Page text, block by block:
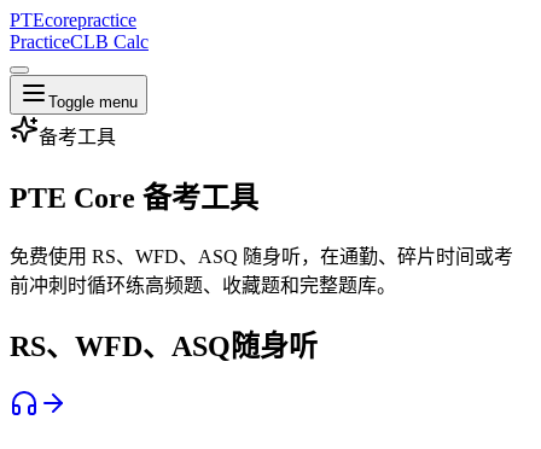
PTEcorepractice
PracticeCLB Calc
Toggle menu
备考工具
PTE Core 备考工具
免费使用 RS、WFD、ASQ 随身听，在通勤、碎片时间或考
前冲刺时循环练高频题、收藏题和完整题库。
RS、WFD、ASQ随身听